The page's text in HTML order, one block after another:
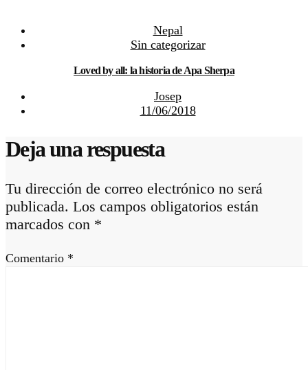
Nepal
Sin categorizar
Loved by all: la historia de Apa Sherpa
Josep
11/06/2018
Deja una respuesta
Tu dirección de correo electrónico no será
publicada. Los campos obligatorios están
marcados con *
Comentario *